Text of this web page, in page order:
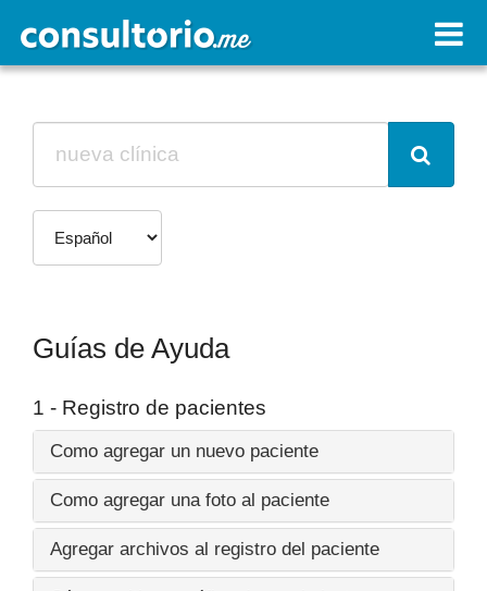
Guías de Ayuda
1 - Registro de pacientes
Como agregar un nuevo paciente
Como agregar una foto al paciente
Agregar archivos al registro del paciente